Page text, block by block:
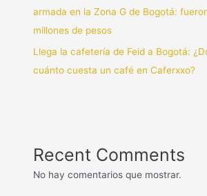
armada en la Zona G de Bogotá:
millones de pesos
Llega la cafetería de Feid a Bogotá:
cuánto cuesta un café en Caferxxo?
Recent Comments
No hay comentarios que mostrar.